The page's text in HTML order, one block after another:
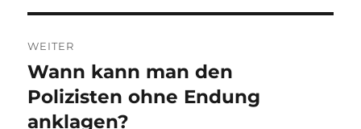
WEITER
Nächster
Beitrag:
Wann kann man den
Polizisten ohne Endung
anklagen?